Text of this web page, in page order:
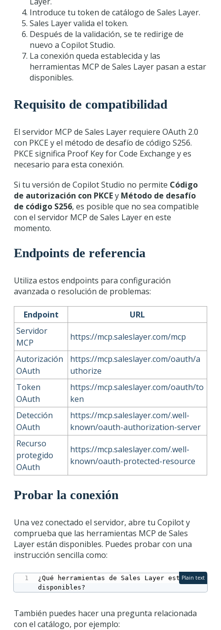
Introduce tu token de catálogo de Sales Layer.
Sales Layer valida el token.
Después de la validación, se te redirige de
nuevo a Copilot Studio.
La conexión queda establecida y las
herramientas MCP de Sales Layer pasan a estar
disponibles.
Requisito de compatibilidad
El servidor MCP de Sales Layer requiere OAuth 2.0
con PKCE y el método de desafío de código S256.
PKCE significa Proof Key for Code Exchange y es
necesario para esta conexión.
Si tu versión de Copilot Studio no permite Código
de autorización con PKCEy Método de desafío
de código S256, es posible que no sea compatible
con el servidor MCP de Sales Layer en este
momento.
Endpoints de referencia
Utiliza estos endpoints para configuración
avanzada o resolución de problemas:
Endpoint
URL
Servidor
MCP
https://mcp.saleslayer.com/mcp
Autorización
OAuth
https://mcp.saleslayer.com/oauth/a
uthorize
Token
OAuth
https://mcp.saleslayer.com/oauth/to
ken
Detección
OAuth
https://mcp.saleslayer.com/.well-
known/oauth-authorization-server
Recurso
protegido
OAuth
https://mcp.saleslayer.com/.well-
known/oauth-protected-resource
Probar la conexión
Una vez conectado el servidor, abre tu Copilot y
comprueba que las herramientas MCP de Sales
Layer están disponibles. Puedes probar con una
instrucción sencilla como:
¿Qué herramientas de Sales Layer están
disponibles?
Plain text
También puedes hacer una pregunta relacionada
con el catálogo, por ejemplo: